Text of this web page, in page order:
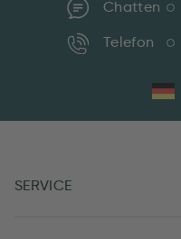
Chatten
Telefon
SERVICE